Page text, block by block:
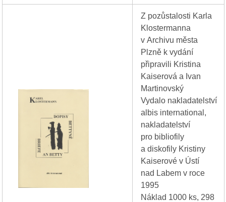
Z pozůstalosti Karla
Klostermanna
v Archivu města
Plzně k vydání
připravili Kristina
Kaiserová a Ivan
Martinovský
Vydalo nakladatelství
albis international,
nakladatelství
pro bibliofily
a diskofily Kristiny
Kaiserové v Ústí
nad Labem v roce
1995
Náklad 1000 ks, 298